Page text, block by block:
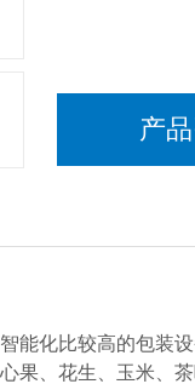
产
化比较高的包装设
果、花生、玉米、